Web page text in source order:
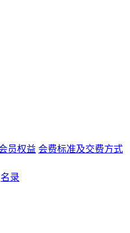
员权益 会费标准及交费方式
名录